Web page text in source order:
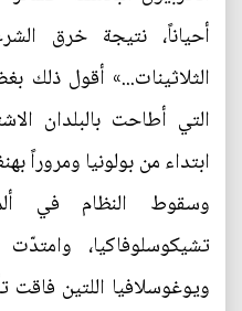
أحياناً، نتيجة خرق
الثلاثينات...» أقول ذلك
التي أطاحت بالبلدان
ابتداء من بولونيا ومروراً
وسقوط النظام في
تشيكوسلوفاكيا، وامتدّت
ويوغوسلافيا اللتين فاقت